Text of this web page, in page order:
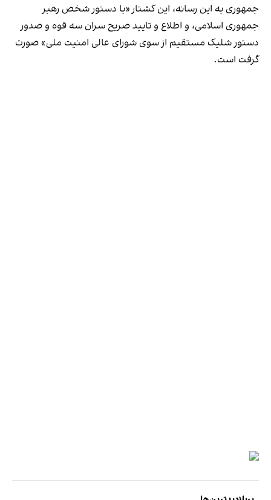
جمهوری به این رسانه، این کشتار «با دستور شخص رهبر
جمهوری اسلامی، و اطلاع و تایید صریح سران سه قوه و صدور
دستور شلیک مستقیم از سوی شورای عالی امنیت ملی» صورت
گرفت است.